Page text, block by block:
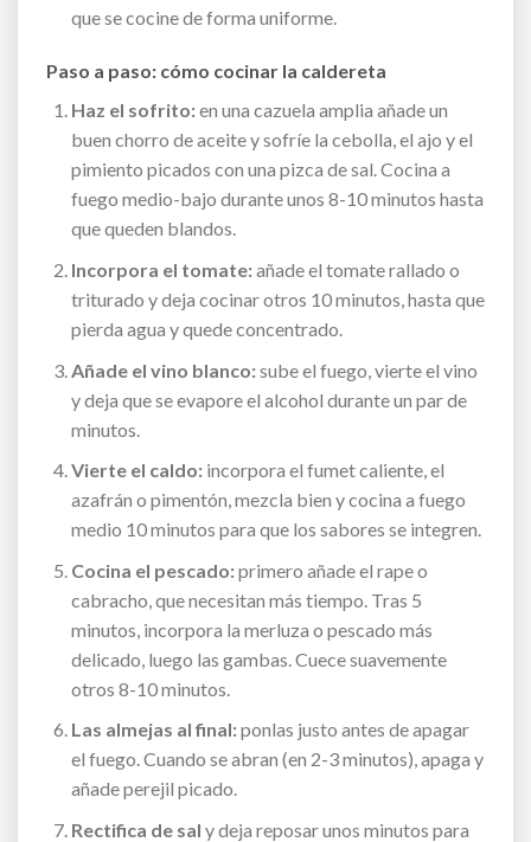
que se cocine de forma uniforme.
Paso a paso: cómo cocinar la caldereta
Haz el sofrito:en una cazuela amplia añade un
buen chorro de aceite y sofríe la cebolla, el ajo y el
pimiento picados con una pizca de sal. Cocina a
fuego medio-bajo durante unos 8-10 minutos hasta
que queden blandos.
Incorpora el tomate:añade el tomate rallado o
triturado y deja cocinar otros 10 minutos, hasta que
pierda agua y quede concentrado.
Añade el vino blanco:sube el fuego, vierte el vino
y deja que se evapore el alcohol durante un par de
minutos.
Vierte el caldo:incorpora el fumet caliente, el
azafrán o pimentón, mezcla bien y cocina a fuego
medio 10 minutos para que los sabores se integren.
Cocina el pescado:primero añade el rape o
cabracho, que necesitan más tiempo. Tras 5
minutos, incorpora la merluza o pescado más
delicado, luego las gambas. Cuece suavemente
otros 8-10 minutos.
Las almejas al final:ponlas justo antes de apagar
el fuego. Cuando se abran (en 2-3 minutos), apaga y
añade perejil picado.
Rectifica de sal y deja reposar unos minutos para